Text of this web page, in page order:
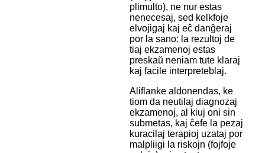
plimulto), ne nur estas
nenecesaj, sed kelkfoje
elvojigaj kaj eĉ danĝeraj
por la sano: la rezultoj de
tiaj ekzamenoj estas
preskaŭ neniam tute klaraj
kaj facile interpreteblaj.
Aliflanke aldonendas, ke
tiom da neutilaj diagnozaj
ekzamenoj, al kiuj oni sin
submetas, kaj ĉefe la pezaj
kuracilaj terapioj uzataj por
malpliigi la riskojn (fojfoje